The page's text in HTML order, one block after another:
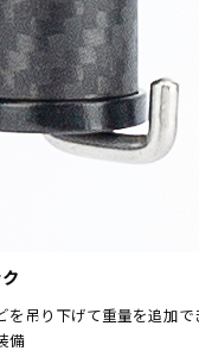
を吊り下げて重量を追加で
備